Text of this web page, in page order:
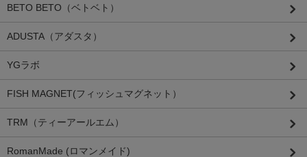
BETO BETO（ベトベト）
ADUSTA（アダスタ）
YGラボ
FISH MAGNET(フィッシュマグネット）
TRM（ティーアールエム）
RomanMade (ロマンメイド)